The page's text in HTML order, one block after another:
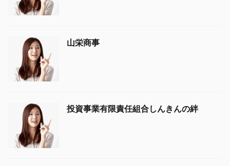
山栄商事
投資事業有限責任組合しんきんの絆